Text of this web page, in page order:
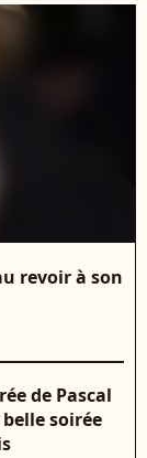
revoir à son
de Pascal
soirée